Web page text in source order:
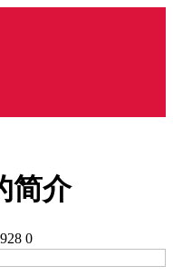
简介
928 0